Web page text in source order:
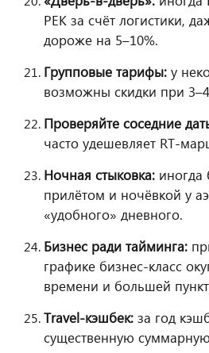
PEK за счёт логистики,
дороже на 5–10%.
Групповые тарифы: у
возможны скидки при
Проверяйте соседние
часто удешевляет RT-
Ночная стыковка: иногда
прилётом и ночёвкой у
«удобного» дневного.
Бизнес ради тайминга:
графике бизнес-класс
времени и большей
Travel-кэшбек: за год
существенную